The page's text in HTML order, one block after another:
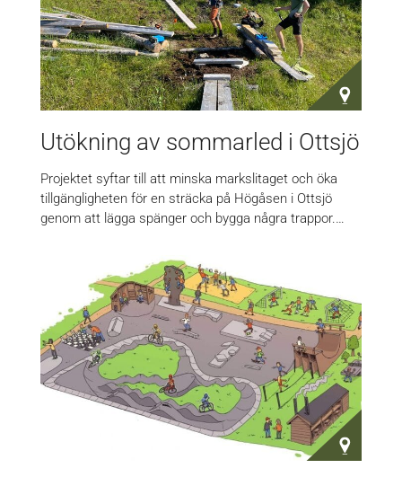
Utökning av sommarled i Ottsjö
Projektet syftar till att minska markslitaget och öka
tillgängligheten för en sträcka på Högåsen i Ottsjö
genom att lägga spänger och bygga några trappor.…